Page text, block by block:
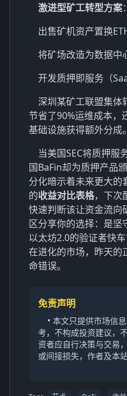
激进型矿工转型方案：
出售矿机资产置换
将矿场改造为数据中
开发质押即服务（
深圳某矿工联盟集体
节省了90%运维成本，
基础设施获得额外分成。
当美国SEC将质押服
国BaFin却为质押产品
分化暗示着未来更大的
的收益对比表格，下次
快速判断该让资金流向
区分享你的选择：是坚
以太坊2.0的验证者快
在进化的市场，昨天的
命错误。
免责声明
• 本文只提供市场信
考，不构成投资建议，
资者应自行决策与交易
或间接损失，作者及本